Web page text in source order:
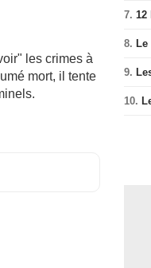
les crimes à
mort, il tente
7. 12
8.
9.
10.